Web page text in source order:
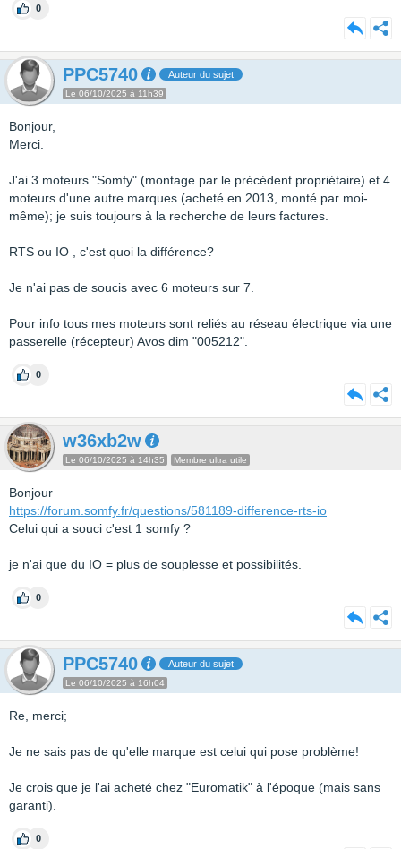
0
PPC5740 Auteur du sujet
Le 06/10/2025 à 11h39
Bonjour,
Merci.
J'ai 3 moteurs "Somfy" (montage par le précédent propriétaire) et 4
moteurs d'une autre marques (acheté en 2013, monté par moi-
même); je suis toujours à la recherche de leurs factures.
RTS ou IO , c'est quoi la différence?
Je n'ai pas de soucis avec 6 moteurs sur 7.
Pour info tous mes moteurs sont reliés au réseau électrique via une
passerelle (récepteur) Avos dim "005212".
0
w36xb2w
Le 06/10/2025 à 14h35 Membre ultra utile
Bonjour
https://forum.somfy.fr/questions/581189-difference-rts-io
Celui qui a souci c'est 1 somfy ?
je n'ai que du IO = plus de souplesse et possibilités.
0
PPC5740 Auteur du sujet
Le 06/10/2025 à 16h04
Re, merci;
Je ne sais pas de qu'elle marque est celui qui pose problème!
Je crois que je l'ai acheté chez "Euromatik" à l'époque (mais sans
garanti).
0